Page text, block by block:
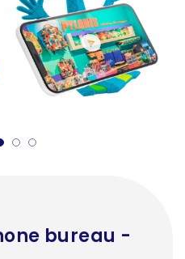
bureau -